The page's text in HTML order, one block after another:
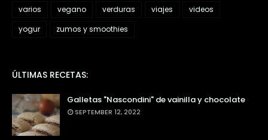
varios
vegano verduras viajes
videos
yogur
zumos y smoothies
ÚLTIMAS RECETAS:
Galletas "Nascondini" de vainilla y chocolate
SEPTEMBER 12, 2022